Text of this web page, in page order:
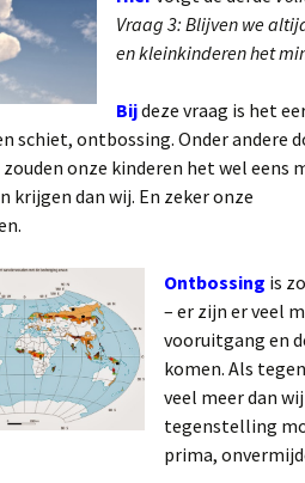
Vraag 3: Blijven we
en kleinkinderen het
Bijdeze vraag is het
schiet, ontbossing. Onder andere
onze kinderen het wel eens
krijgen dan wij. En zeker onze
Ontbossing is
– er zijn er veel
vooruitgang en
komen. Als
veel meer dan
tegenstelling
prima,